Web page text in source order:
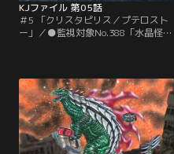
KJファイル 第05話
＃5 「クリスタピリス／プテロスト
ー」／●監視対象No.388「水晶怪獣
害な結晶状の怪獣と思われたが…。
●監視対象No.258「化石怪獣プテロ
ストー」について、ギレルモ・マル
ケス博士より報告。北米大陸の恐竜
の化石発掘現場で全身骨格の化石を
発見。しかし…。